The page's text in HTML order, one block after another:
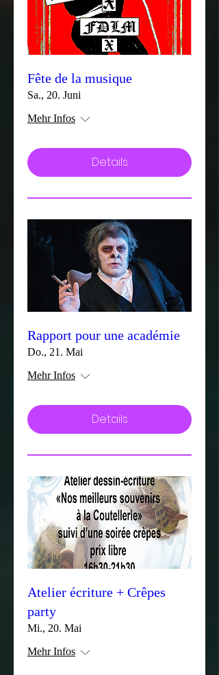
Fête de la musique
Sa., 20. Juni
Mehr Infos
Details
Rapport pour une académie
Do., 21. Mai
Mehr Infos
Details
Atelier écriture + Crêpes
party
Mi., 20. Mai
Mehr Infos